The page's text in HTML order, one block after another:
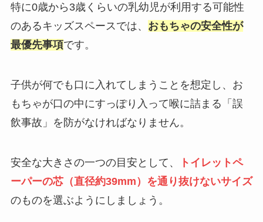
特に0歳から3歳くらいの乳幼児が利用する可能性
のあるキッズスペースでは、 おもちゃの安全性が
最優先事項です。
子供が何でも口に入れてしまうことを想定し、お
もちゃが口の中にすっぽり入って喉に詰まる「誤
飲事故」を防がなければなりません。
安全な大きさの一つの目安として、
トイレットペ
ーパーの芯（直径約39mm）を通り抜けないサイズ
のものを選ぶようにしましょう。